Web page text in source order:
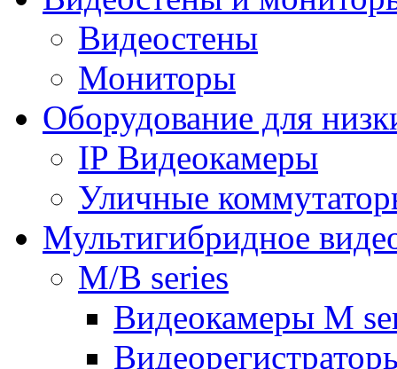
Видеостены
Мониторы
Оборудование для
IP Видеокамеры
Уличные
Мультигибридное
M/B series
Видеокамеры M